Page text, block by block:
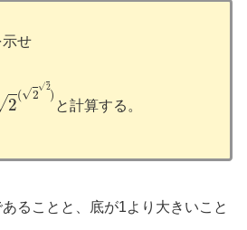
示せ
(22)
と計算する。
あることと、底が1より大きいこと